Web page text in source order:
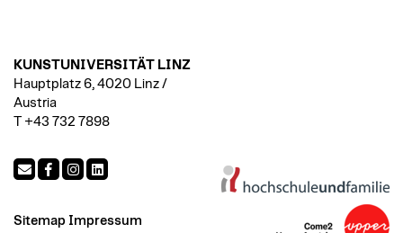
KUNSTUNIVERSITÄT LINZ
Hauptplatz 6, 4020 Linz /
Austria
T +43 732 7898
Sitemap Impressum